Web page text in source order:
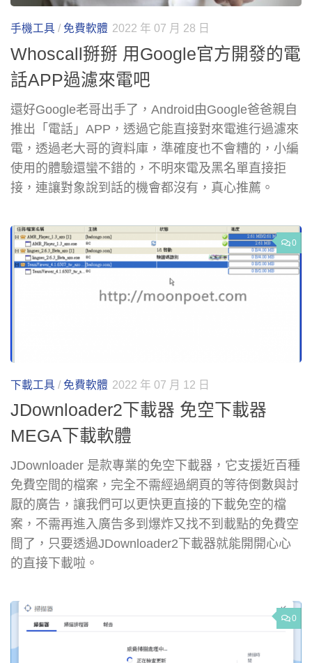
手機工具 / 免費軟體 2022 年 07 月 28 日
Whoscall掰掰 用Google官方開發的電
話APP過濾來電吧
還好Google老哥出手了，Android由Google爸爸親自
推出「電話」APP，透過它能直接對來電進行過濾來
電，透過老大哥的資料庫，準確度也不會糟的，小編
使用的體驗還蠻不錯的，不明來電及黑名單直接拒
接，連讓對象說到話的機會都沒有，真心推薦。
0
下載工具 / 免費軟體 2022 年 07 月 12 日
JDownloader2下載器 免空下載器
MEGA下載軟體
JDownloader 是款專業的免空下載器，它支援近百種
免費空間的檔案，完全不需經過網頁的等待倒數與討
厭的廣告，讓我們可以更快更直接的下載免空的檔
案，不需再進入廣告多到爆炸又找不到載點的免費空
間了，只要透過JDownloader2下載器就能開開心心
的直接下載啦。
0